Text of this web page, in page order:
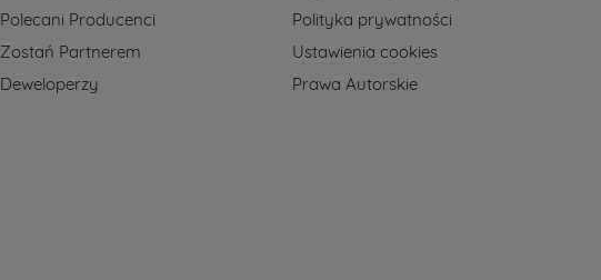
Polecani Producenci
Zostań Partnerem
Deweloperzy
Polityka prywatności
Ustawienia cookies
Prawa Autorskie